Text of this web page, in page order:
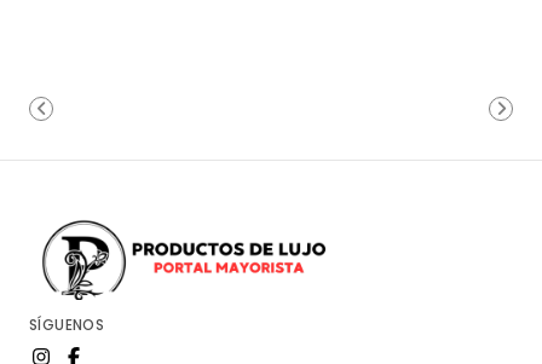
SÍGUENOS